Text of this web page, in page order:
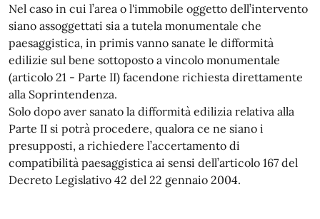
Nel caso in cui l’area o l'immobile oggetto dell’intervento
siano assoggettati sia a tutela monumentale che
paesaggistica, in primis vanno sanate le difformità
edilizie sul bene sottoposto a vincolo monumentale
(articolo 21 - Parte II) facendone richiesta direttamente
alla Soprintendenza.
Solo dopo aver sanato la difformità edilizia relativa alla
Parte II si potrà procedere, qualora ce ne siano i
presupposti, a richiedere l’accertamento di
compatibilità paesaggistica ai sensi dell’articolo 167 del
Decreto Legislativo 42 del 22 gennaio 2004.